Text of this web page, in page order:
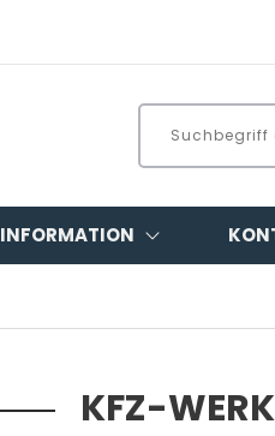
INFORMATION
KFZ-